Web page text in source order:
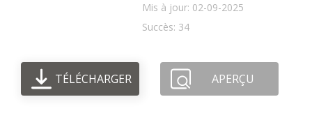
Mis à jour: 02-09-2025
Succès: 34
TÉLÉCHARGER APERÇU